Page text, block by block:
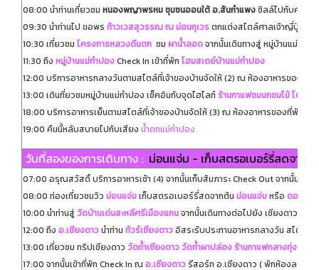
08:00 นำท่านเที่ยวชม หนองพญาพรหม ชุมชนออนใต้ อ.สันกำแพงชิลล์ไปกับคาเฟ่
09:30 นำท่านไป ขอพร ท้าวเวสสุวรรณ ณ ม่อนกุเวรตกแต่งสไตล์ศาลเจ้าญี่ปุ่น
10:30 เที่ยวชม โครงการหลวงตีนตก ชม ผาน้ำลอดจากนั้นเดินทางสู่ หมู่บ้านแม่กำป
11:30 ถึง หมู่บ้านแม่กำปองCheck In เข้าที่พัก โฮมสเตย์บ้านแม่กำปอง
12:00 บริการอาหารกลางวันตามสไตล์ที่เจ้าของบ้านจัดให้ (2) ณ ห้องอาหารของที่พั
13:00 เดินที่ยวชมหมู่บ้านแม่กำปอง เช็คอินกับจุดไฮไลท์ร้านกาแฟชมนกชมไม้โบสถ์ก
18:00 บริการอาหารเย็นตามสไตล์ที่เจ้าของบ้านจัดให้ (3) ณ ห้องอาหารของที่พักขอ
19:00 คืนนี้หลับสบายไปกับเสียง น้ำตกแม่กำปอง
วันที่สองของการเดินทาง : ม่อนแจ่ม - เก็บสตรอเบอร์รี่สดจาก
07:00 อรุณสวัสดิ์ บริการอาหารเช้า (4) จากนั้นเก็บสัมภาระ Check Out จากนั้นเดิน
08:00 ท่องเที่ยวชมวิว ม่อนแจ่มเก็บสตรอเบอร์รี่สดจากต้น ม่อนแจ่มหรือ ดอยม่อ
10:00 นำท่านสู่ วัดบ้านเด่นสะหลีศรีเมืองแกนจากนั้นเดินทางต่อไปยัง เชียงดาวเที่ย
12:00 ถึง อ.เชียงดาวนำท่าน ทัวร์เชียงดาวอิสระรับประทานอาหารกลางวัน สไตล์
13:00 เที่ยวชม ทริปเชียงดาว วัดถ้ำเชียงดาววัดถ้ำผาปล่องร้านกาแฟกลางทุ่งนาวิ
17:00 จากนั้นเข้าที่พัก Check In ณ อ.เชียงดาวรีสอร์ท อ.เชียงดาว ( พักห้องละ 2 ท่